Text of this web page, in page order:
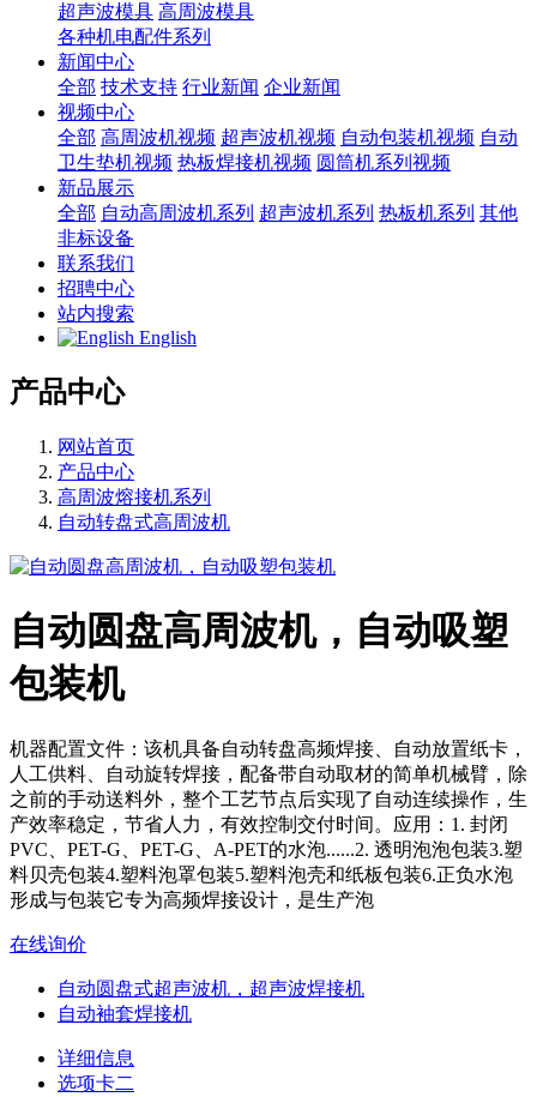
超声波模具 高周波模具
各种机电配件系列
新闻中心
全部 技术支持 行业新闻 企业新闻
视频中心
全部 高周波机视频 超声波机视频 自动包装机视频 自动
卫生垫机视频 热板焊接机视频 圆筒机系列视频
新品展示
全部 自动高周波机系列 超声波机系列 热板机系列 其他
非标设备
联系我们
招聘中心
站内搜索
English
产品中心
网站首页
产品中心
高周波熔接机系列
自动转盘式高周波机
自动圆盘高周波机，自动吸塑
包装机
机器配置文件：该机具备自动转盘高频焊接、自动放置纸卡，
人工供料、自动旋转焊接，配备带自动取材的简单机械臂，除
之前的手动送料外，整个工艺节点后实现了自动连续操作，生
产效率稳定，节省人力，有效控制交付时间。应用：1. 封闭
PVC、PET-G、PET-G、A-PET的水泡......2. 透明泡泡包装3.塑
料贝壳包装4.塑料泡罩包装5.塑料泡壳和纸板包装6.正负水泡
形成与包装它专为高频焊接设计，是生产泡
在线询价
自动圆盘式超声波机，超声波焊接机
自动袖套焊接机
详细信息
选项卡二